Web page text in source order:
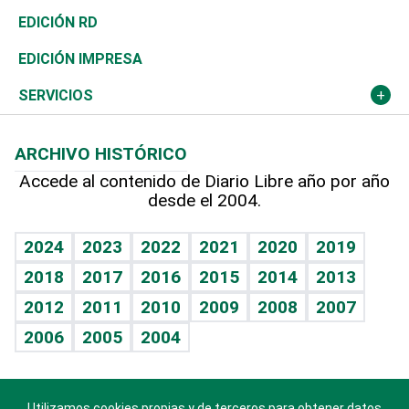
Ocenanía
Caribe
Resto del mundo
Telecom.
Global y variable
Economía personal
Sociales
Novedades
Podcast Arte Libre
Hablando con el pediatra
Vida y familia
Eñe
Celebrando la vida
Sin complejos
En pocas palabras
Tenis
Olimpismo
Más deportes
Línea de hit
TBT Deportivo
El Espía
Noticiero Poteleche
Columnistas
Más firmas
Historia
Martes de tecnología
Cambio climático
Revista
Deportes
Opinión
Hecho en casa
Guía del dinero
EDICIÓN RD
EDICIÓN IMPRESA
SERVICIOS
Cumpleaños
Horóscopos
Juegos
ARCHIVO HISTÓRICO
Accede al contenido de Diario Libre año por año
desde el 2004.
2024 2023 2022 2021 2020
2019
2018
2017 2016 2015 2014
2013
2012
2011 2010 2009 2008
2007
2006
2005 2004